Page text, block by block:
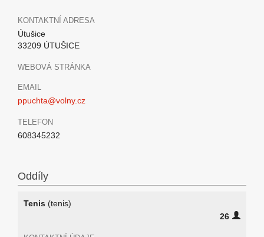
KONTAKTNÍ ADRESA
Útušice
33209 ÚTUŠICE
WEBOVÁ STRÁNKA
EMAIL
ppuchta@volny.cz
TELEFON
608345232
Oddíly
Tenis (tenis)
26